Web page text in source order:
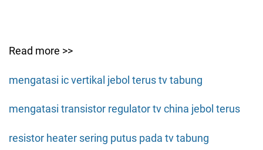
Read more >>
mengatasi ic vertikal jebol terus tv tabung
mengatasi transistor regulator tv china jebol terus
resistor heater sering putus pada tv tabung